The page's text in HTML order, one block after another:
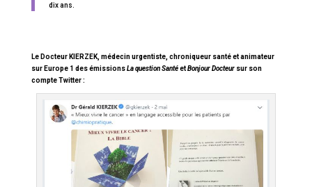
dix ans.
Le Docteur KIERZEK, médecin urgentiste, chroniqueur santé et animateur
sur Europe 1 des émissionsLa question SantéetBonjour Docteursur son
compte Twitter :